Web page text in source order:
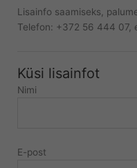
Lisainfo saamiseks,
Telefon: +372 56 444 07,
Küsi lisainfot
Nimi
E-post